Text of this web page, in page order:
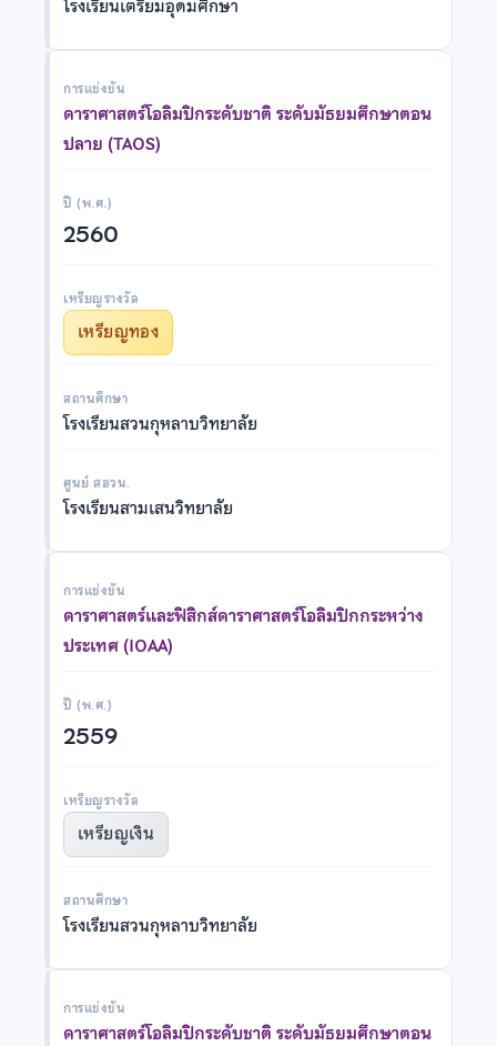
โรงเรียนเตรียมอุดมศึกษา
การแข่งขัน
ดาราศาสตร์โอลิมปิกระดับชาติ ระดับมัธยมศึกษาตอน
ปลาย (TAOS)
ปี (พ.ศ.)
2560
เหรียญรางวัล
เหรียญทอง
สถานศึกษา
โรงเรียนสวนกุหลาบวิทยาลัย
ศูนย์ สอวน.
โรงเรียนสามเสนวิทยาลัย
การแข่งขัน
ดาราศาสตร์และฟิสิกส์ดาราศาสตร์โอลิมปิกกระหว่าง
ประเทศ (IOAA)
ปี (พ.ศ.)
2559
เหรียญรางวัล
เหรียญเงิน
สถานศึกษา
โรงเรียนสวนกุหลาบวิทยาลัย
การแข่งขัน
ดาราศาสตร์โอลิมปิกระดับชาติ ระดับมัธยมศึกษาตอน